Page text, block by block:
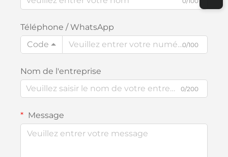
Téléphone / WhatsApp
Code
0/100
Nom de l'entreprise
0/200
Message